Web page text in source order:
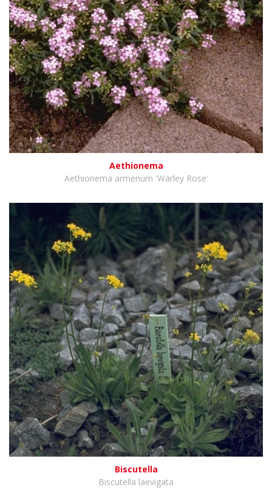
Aethionema
Aethionema armenum 'Warley Rose'
Biscutella
Biscutella laevigata